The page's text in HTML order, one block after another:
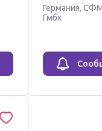
Германия, СФМ
Гмбх